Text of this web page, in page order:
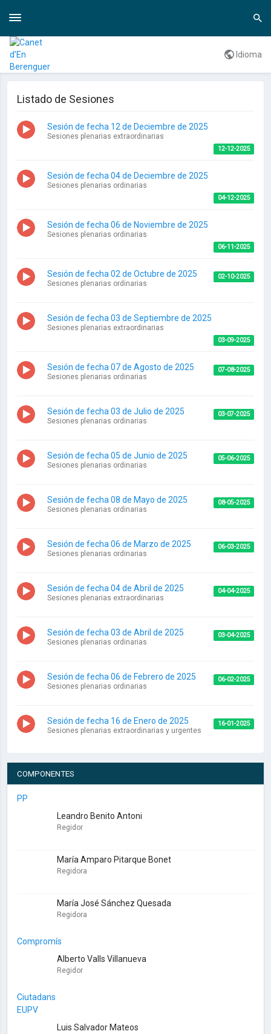
Toggle
Idioma
Listado de Sesiones
Sesión de fecha 12 de Deciembre de 2025
Sesiones plenarias extraordinarias
12-12-2025
Sesión de fecha 04 de Deciembre de 2025
Sesiones plenarias ordinarias
04-12-2025
Sesión de fecha 06 de Noviembre de 2025
Sesiones plenarias ordinarias
06-11-2025
Sesión de fecha 02 de Octubre de 2025
Sesiones plenarias ordinarias
02-10-2025
Sesión de fecha 03 de Septiembre de 2025
Sesiones plenarias extraordinarias
03-09-2025
Sesión de fecha 07 de Agosto de 2025
Sesiones plenarias ordinarias
07-08-2025
Sesión de fecha 03 de Julio de 2025
Sesiones plenarias ordinarias
03-07-2025
Sesión de fecha 05 de Junio de 2025
Sesiones plenarias ordinarias
05-06-2025
Sesión de fecha 08 de Mayo de 2025
Sesiones plenarias ordinarias
08-05-2025
Sesión de fecha 06 de Marzo de 2025
Sesiones plenarias ordinarias
06-03-2025
Sesión de fecha 04 de Abril de 2025
Sesiones plenarias extraordinarias
04-04-2025
Sesión de fecha 03 de Abril de 2025
Sesiones plenarias ordinarias
03-04-2025
Sesión de fecha 06 de Febrero de 2025
Sesiones plenarias ordinarias
06-02-2025
Sesión de fecha 16 de Enero de 2025
Sesiones plenarias extraordinarias y urgentes
16-01-2025
COMPONENTES
PP
Leandro Benito Antoni
Regidor
María Amparo Pitarque Bonet
Regidora
María José Sánchez Quesada
Regidora
Compromís
Alberto Valls Villanueva
Regidor
Ciutadans
EUPV
Luis Salvador Mateos